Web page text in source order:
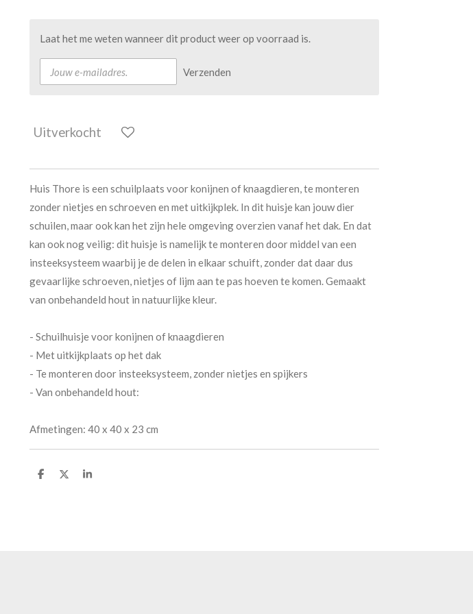
Laat het me weten wanneer dit product weer op voorraad is.
Verzenden
Uitverkocht
Huis Thore is een schuilplaats voor konijnen of knaagdieren, te monteren
zonder nietjes en schroeven en met uitkijkplek. In dit huisje kan jouw dier
schuilen, maar ook kan het zijn hele omgeving overzien vanaf het dak. En dat
kan ook nog veilig: dit huisje is namelijk te monteren door middel van een
insteeksysteem waarbij je de delen in elkaar schuift, zonder dat daar dus
gevaarlijke schroeven, nietjes of lijm aan te pas hoeven te komen. Gemaakt
van onbehandeld hout in natuurlijke kleur.
- Schuilhuisje voor konijnen of knaagdieren
- Met uitkijkplaats op het dak
- Te monteren door insteeksysteem, zonder nietjes en spijkers
- Van onbehandeld hout:
Afmetingen: 40 x 40 x 23 cm
D
D
S